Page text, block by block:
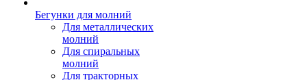
Бегунки для молний
Для металлических
молний
Для спиральных
молний
Для тракторных